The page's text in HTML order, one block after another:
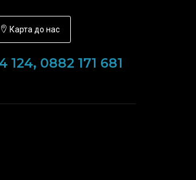
Карта до нас
124, 0882 171 681